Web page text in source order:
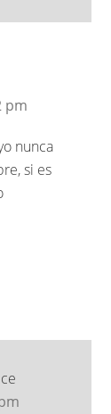
pm
nunca
si es